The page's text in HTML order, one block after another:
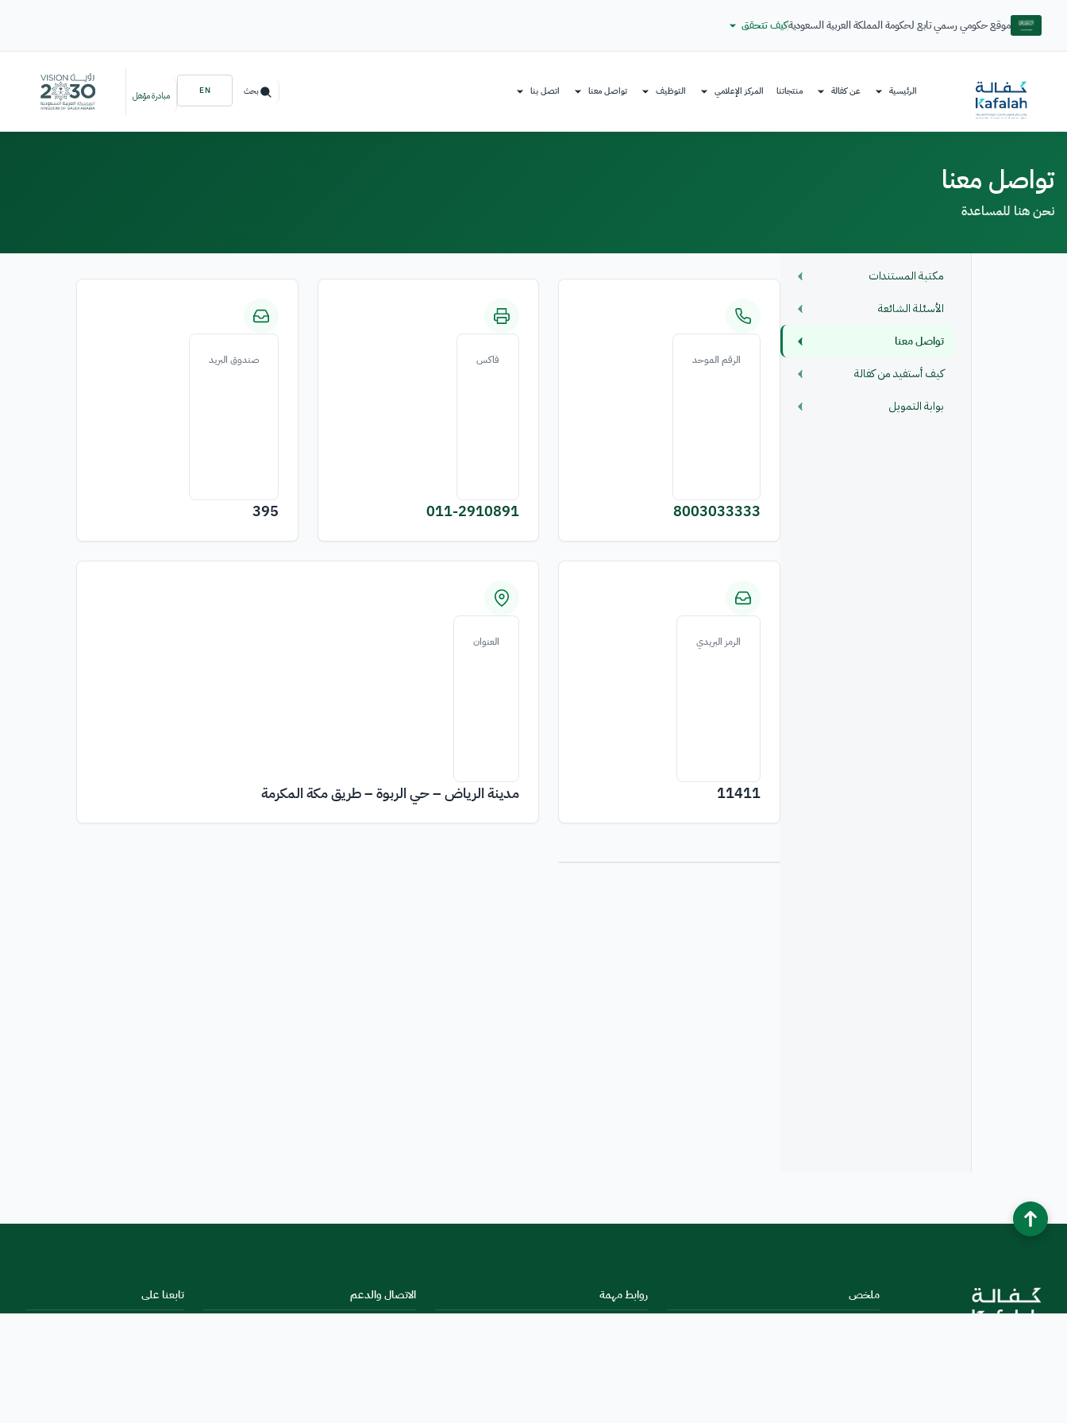
موقع حكومي رسمي تابع لحكومة المملكة العربية السعوديةكيف تتحقق
الرئيسية عن كفالة منتجاتنا المركز الإعلامي التوظيف تواصل معنا اتصل بنا بحث EN مبادرة مؤهل
تواصل معنا
نحن هنا للمساعدة
مكتبة المستندات
الأسئلة الشائعة
تواصل معنا
كيف أستفيد من كفالة
بوابة التمويل
الرقم الموحد
8003033333
فاكس
011-2910891
صندوق البريد
395
الرمز البريدي
11411
العنوان
مدينة الرياض – حي الربوة – طريق مكة المكرمة
ملخص روابط مهمة الاتصال والدعم تابعنا على